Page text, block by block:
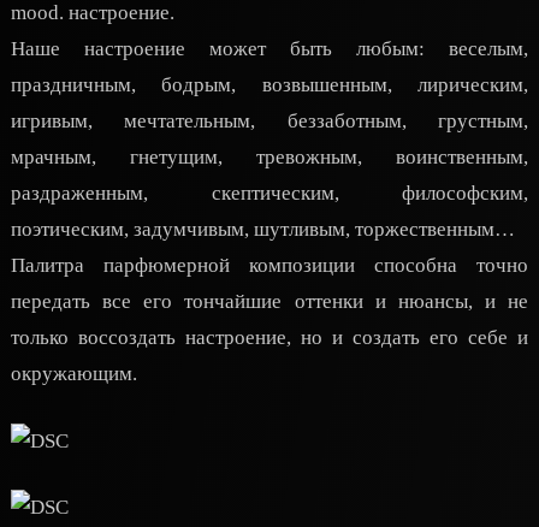
mood. настроение.
Наше настроение может быть любым: веселым,
праздничным, бодрым, возвышенным, лирическим,
игривым, мечтательным, беззаботным, грустным,
мрачным, гнетущим, тревожным, воинственным,
раздраженным, скептическим, философским,
поэтическим, задумчивым, шутливым, торжественным…
Палитра парфюмерной композиции способна точно
передать все его тончайшие оттенки и нюансы, и не
только воссоздать настроение, но и создать его себе и
окружающим.